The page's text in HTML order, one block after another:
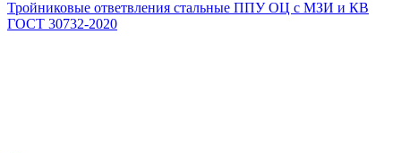
Тройниковые ответвления стальные ППУ ОЦ с МЗИ и КВ
ГОСТ 30732-2020